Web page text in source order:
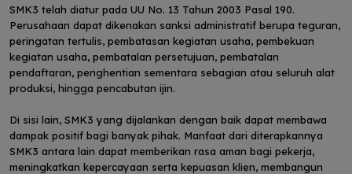
SMK3 telah diatur pada UU No. 13 Tahun 2003 Pasal 190.
Perusahaan dapat dikenakan sanksi administratif berupa teguran,
peringatan tertulis, pembatasan kegiatan usaha, pembekuan
kegiatan usaha, pembatalan persetujuan, pembatalan
pendaftaran, penghentian sementara sebagian atau seluruh alat
produksi, hingga pencabutan ijin.
Di sisi lain, SMK3 yang dijalankan dengan baik dapat membawa
dampak positif bagi banyak pihak. Manfaat dari diterapkannya
SMK3 antara lain dapat memberikan rasa aman bagi pekerja,
meningkatkan kepercayaan serta kepuasan klien, membangun